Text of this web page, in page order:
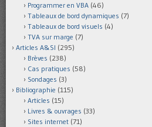
Programmer en VBA (46)
Tableaux de bord dynamiques (7)
Tableaux de bord visuels (4)
TVA sur marge (7)
Articles A&SI (295)
Brèves (238)
Cas pratiques (58)
Sondages (3)
Bibliographie (115)
Articles (15)
Livres & ouvrages (33)
Sites internet (71)